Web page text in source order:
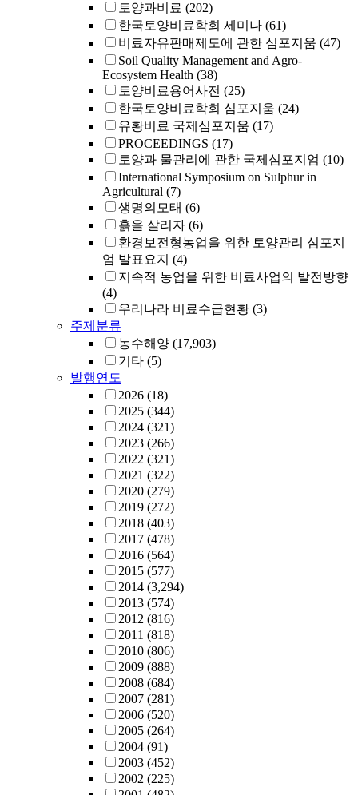
토양과비료 (202)
한국토양비료학회 세미나 (61)
비료자유판매제도에 관한 심포지움 (47)
Soil Quality Management and Agro-
Ecosystem Health (38)
토양비료용어사전 (25)
한국토양비료학회 심포지움 (24)
유황비료 국제심포지움 (17)
PROCEEDINGS (17)
토양과 물관리에 관한 국제심포지엄 (10)
International Symposium on Sulphur in
Agricultural (7)
생명의모태 (6)
흙을 살리자 (6)
환경보전형농업을 위한 토양관리 심포지
엄 발표요지 (4)
지속적 농업을 위한 비료사업의 발전방향
(4)
우리나라 비료수급현황 (3)
주제분류
농수해양 (17,903)
기타 (5)
발행연도
2026 (18)
2025 (344)
2024 (321)
2023 (266)
2022 (321)
2021 (322)
2020 (279)
2019 (272)
2018 (403)
2017 (478)
2016 (564)
2015 (577)
2014 (3,294)
2013 (574)
2012 (816)
2011 (818)
2010 (806)
2009 (888)
2008 (684)
2007 (281)
2006 (520)
2005 (264)
2004 (91)
2003 (452)
2002 (225)